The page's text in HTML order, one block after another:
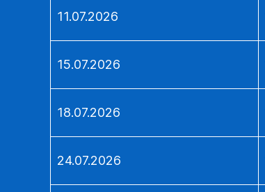
11.07.2026
15.07.2026
18.07.2026
24.07.2026